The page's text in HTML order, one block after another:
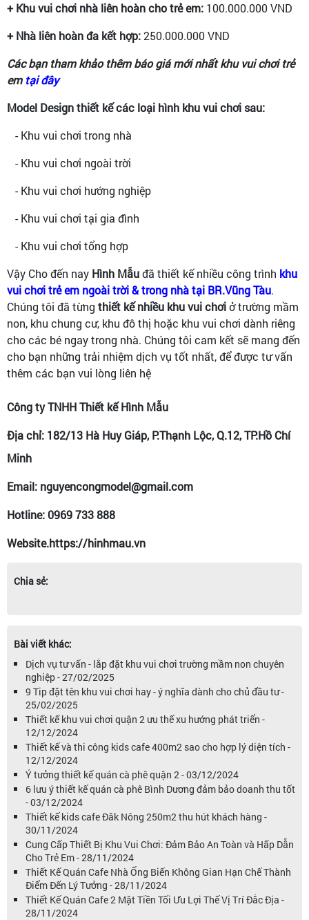
+ Khu vui chơi nhà liên hoàn cho trẻ em: 100.000.000 VND
+ Nhà liên hoàn đa kết hợp:250.000.000 VND
Các bạn tham khảo thêm báo giá mới nhất khu vui chơi trẻ
em tại đây
Model Design thiết kế các loại hình khu vui chơi sau:
- Khu vui chơi trong nhà
- Khu vui chơi ngoài trời
- Khu vui chơi hướng nghiệp
- Khu vui chơi tại gia đình
- Khu vui chơi tổng hợp
Vậy Cho đến nay Hình Mẫuđã thiết kế nhiều công trình khu
vui chơi trẻ em ngoài trời & trong nhà tại BR.Vũng Tàu.
Chúng tôi đã từng thiết kế nhiều khu vui chơiở trường mầm
non, khu chung cư, khu đô thị hoặc khu vui chơi dành riêng
cho các bé ngay trong nhà. Chúng tôi cam kết sẽ mang đến
cho bạn những trải nhiệm dịch vụ tốt nhất, để được tư vấn
thêm các bạn vui lòng liên hệ
Công ty TNHH Thiết kế Hình Mẫu
Địa chỉ: 182/13 Hà Huy Giáp, P.Thạnh Lộc, Q.12, TP.Hồ Chí
Minh
Email: nguyencongmodel@gmail.com
Hotline: 0969 733 888
Website.https://hinhmau.vn
Chia sẻ:
Bài viết khác:
Dịch vụ tư vấn - lắp đặt khu vui chơi trường mầm non chuyên
nghiệp - 27/02/2025
9 Tip đặt tên khu vui chơi hay - ý nghĩa dành cho chủ đầu tư -
25/02/2025
Thiết kế khu vui chơi quận 2 ưu thế xu hướng phát triển -
12/12/2024
Thiết kế và thi công kids cafe 400m2 sao cho hợp lý diện tích -
12/12/2024
Ý tưởng thiết kế quán cà phê quận 2 - 03/12/2024
6 lưu ý thiết kế quán cà phê Bình Dương đảm bảo doanh thu tốt
- 03/12/2024
Thiết kế kids cafe Đăk Nông 250m2 thu hút khách hàng -
30/11/2024
Cung Cấp Thiết Bị Khu Vui Chơi: Đảm Bảo An Toàn và Hấp Dẫn
Cho Trẻ Em - 28/11/2024
Thiết Kế Quán Cafe Nhà Ống Biến Không Gian Hạn Chế Thành
Điểm Đến Lý Tưởng - 28/11/2024
Thiết Kế Quán Cafe 2 Mặt Tiền Tối Ưu Lợi Thế Vị Trí Đắc Địa -
28/11/2024